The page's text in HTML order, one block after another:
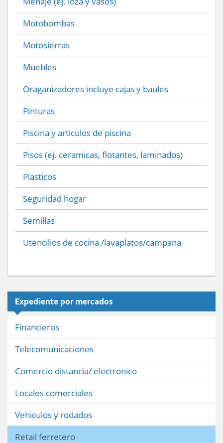
Motobombas
Motosierras
Muebles
Oraganizadores incluye cajas y baules
Pinturas
Piscina y articulos de piscina
Pisos (ej. ceramicas, flotantes, laminados)
Plasticos
Seguridad hogar
Semillas
Utencilios de cocina /lavaplatos/campana
Expediente por mercados
Financieros
Telecomunicaciones
Comercio distancia/ electronico
Locales comerciales
Vehiculos y rodados
Retail ferretero